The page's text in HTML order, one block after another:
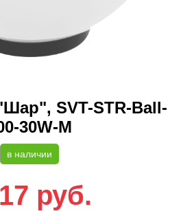
SVT-STR-Ball-
30W-M
в наличии
руб.